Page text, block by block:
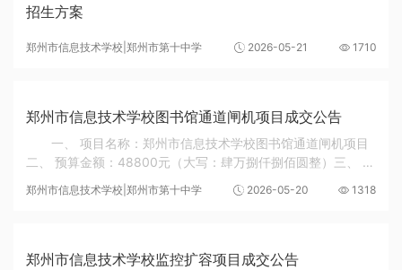
招生方案
郑州市信息技术学校|郑州市第十中学 2026-05-21 1710
郑州市信息技术学校图书馆通道闸机项目成交公告
一、 项目名称：郑州市信息技术学校图书馆通道闸机项目
二、 预算金额：48800元（大写：肆万捌仟捌佰圆整）三、 采
购金额：37800元（大写：叁万柒仟捌佰圆整）四、 成交供应
商: 郑州磐宇峤建筑工程有限公司五、 本次...
郑州市信息技术学校|郑州市第十中学 2026-05-20 1318
郑州市信息技术学校监控扩容项目成交公告